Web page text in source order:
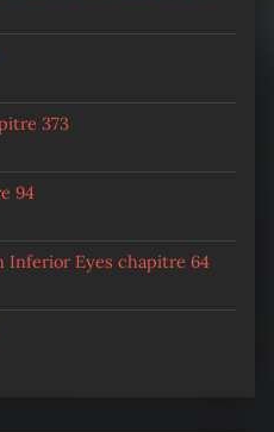
373
94
Inferior Eyes chapitre 64